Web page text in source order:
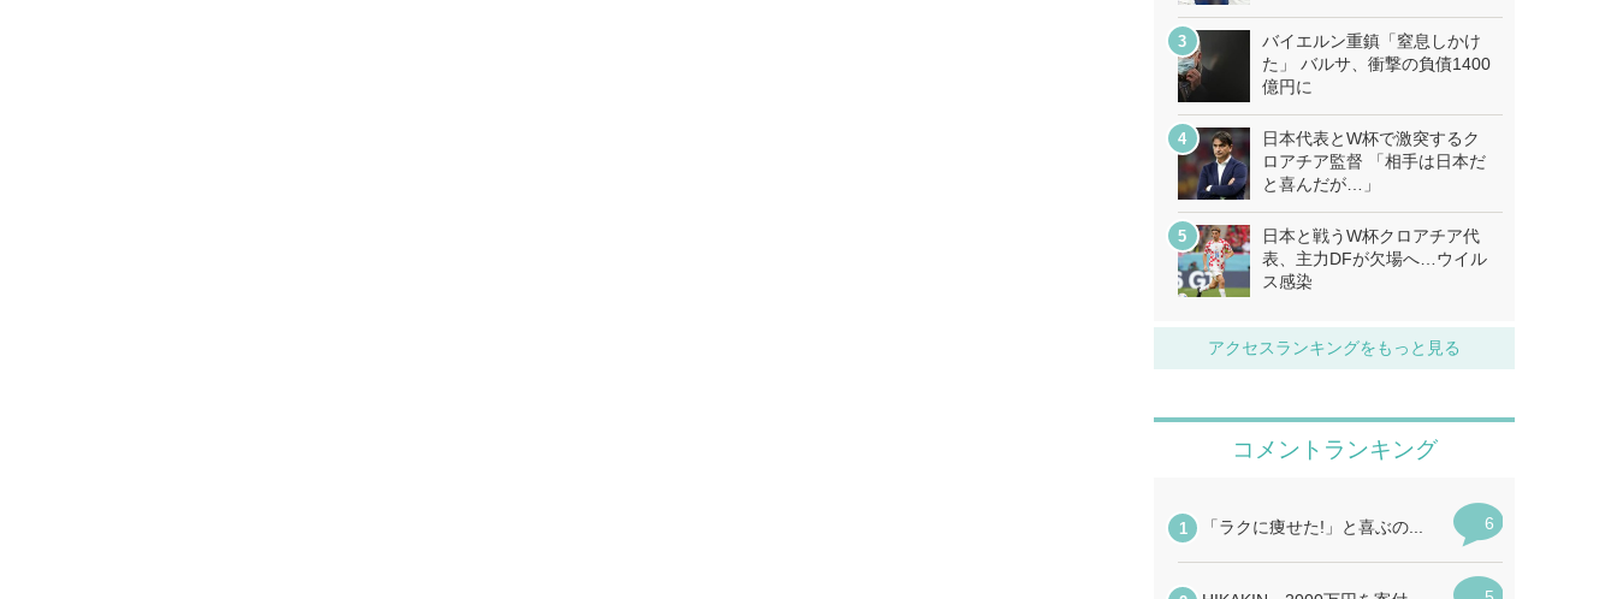
バイエルン重鎮「窒息しかけ
た」 バルサ、衝撃の負債1400
億円に
日本代表とW杯で激突するク
ロアチア監督 「相手は日本だ
と喜んだが…」
日本と戦うW杯クロアチア代
表、主力DFが欠場へ…ウイル
ス感染
アクセスランキングをもっと見る